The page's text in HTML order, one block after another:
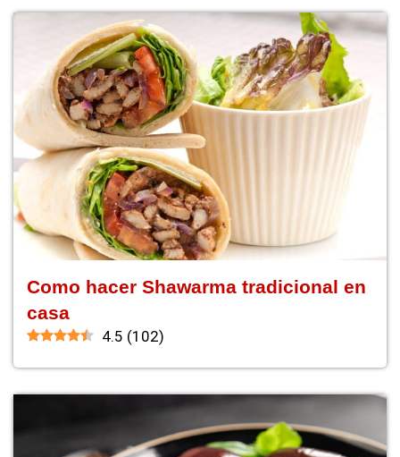
Como hacer Shawarma tradicional en
casa
4.5 (102)